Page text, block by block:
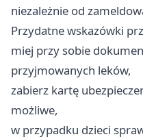
niezależnie od
Przydatne wskazówki
miej przy sobie
przyjmowanych leków,
zabierz kartę
możliwe,
w przypadku dzieci